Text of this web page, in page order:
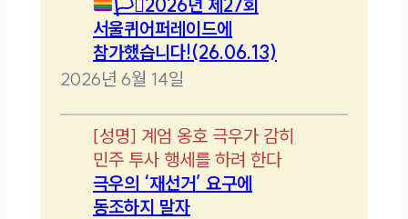
🏳️‍⚧️2026년 제27회
서울퀴어퍼레이드에
참가했습니다!(26.06.13)
2026년 6월 14일
[성명] 계엄 옹호 극우가 감히
민주 투사 행세를 하려 한다
극우의 ‘재선거’ 요구에
동조하지 말자